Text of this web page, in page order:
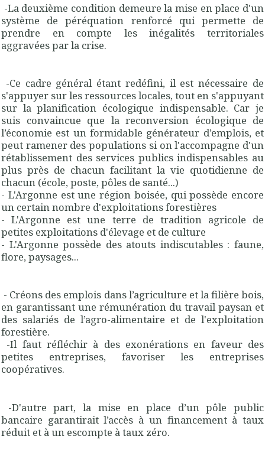
-La deuxième condition demeure la mise en place d'un
système de péréquation renforcé qui permette de
prendre en compte les inégalités territoriales
aggravées par la crise.
-Ce cadre général étant redéfini, il est nécessaire de
s'appuyer sur les ressources locales, tout en s'appuyant
sur la planification écologique indispensable. Car je
suis convaincue que la reconversion écologique de
l’économie est un formidable générateur d’emplois, et
peut ramener des populations si on l'accompagne d'un
rétablissement des services publics indispensables au
plus près de chacun facilitant la vie quotidienne de
chacun (école, poste, pôles de santé...)
- L'Argonne est une région boisée, qui possède encore
un certain nombre d'exploitations forestières
- L'Argonne est une terre de tradition agricole de
petites exploitations d'élevage et de culture
- L'Argonne possède des atouts indiscutables : faune,
flore, paysages...
- Créons des emplois dans l’agriculture et la filière bois,
en garantissant une rémunération du travail paysan et
des salariés de l’agro-alimentaire et de l'exploitation
forestière.
-Il faut réfléchir à des exonérations en faveur des
petites entreprises, favoriser les entreprises
coopératives.
-D'autre part, la mise en place d’un pôle public
bancaire garantirait l’accès à un financement à taux
réduit et à un escompte à taux zéro.